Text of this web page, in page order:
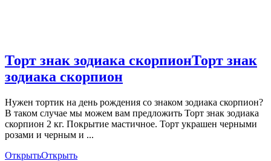
Торт знак зодиака скорпионТорт знак
зодиака скорпион
Нужен тортик на день рождения со знаком зодиака скорпион?
В таком случае мы можем вам предложить Торт знак зодиака
скорпион 2 кг. Покрытие мастичное. Торт украшен черными
розами и черным и ...
ОткрытьОткрыть